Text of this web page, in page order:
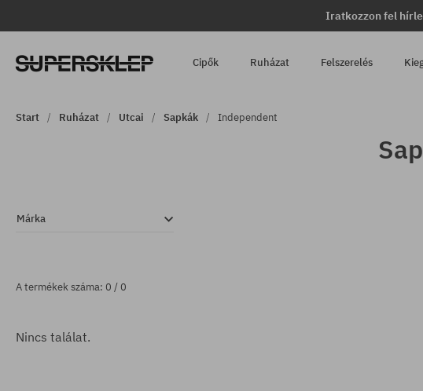
Iratkozzon fel
Cipők Ruházat Felszerelés
Start Ruházat Utcai Sapkák Independent
Márka
A termékek száma: 0 / 0
Nincs találat.